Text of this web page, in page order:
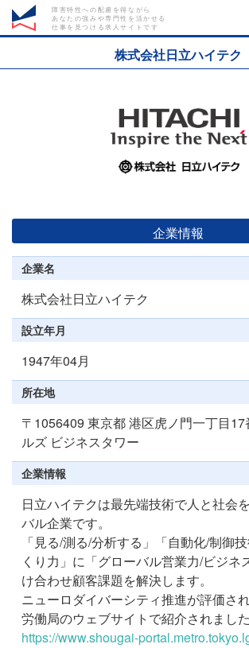
障害特性への配慮を得ながら
あなたの強みや専門性を活かせる
仕事を見つける求人サイトです
株式会社日立ハイテク
企業情報
企業名
株式会社日立ハイテク
設立年月
1947年04月
所在地
〒1056409 東京都 港区虎ノ門一丁目17
ルズ ビジネスタワー
企業情報
日立ハイテクは最先端技術で人と社会
バル企業です。
「見る/測る/分析する」「自動化/制御
くり力」に「グローバル営業力/ビジネ
け合わせ顧客課題を解決します。
ニューロダイバーシティ推進が評価さ
労働局のウェブサイトで紹介されました
https://www.shougai-